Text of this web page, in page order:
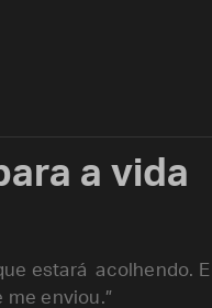
a vida
estará acolhendo. E
me enviou.”